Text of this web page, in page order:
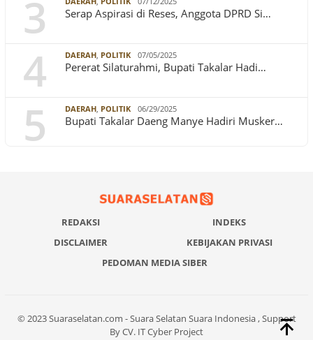
3 Serap Aspirasi di Reses, Anggota DPRD Si…
4 DAERAH, POLITIK 07/05/2025
Pererat Silaturahmi, Bupati Takalar Hadi…
5 DAERAH, POLITIK 06/29/2025
Bupati Takalar Daeng Manye Hadiri Musker…
REDAKSI
INDEKS
DISCLAIMER
KEBIJAKAN PRIVASI
PEDOMAN MEDIA SIBER
© 2023 Suaraselatan.com - Suara Selatan Suara Indonesia , Support
By CV. IT Cyber Project